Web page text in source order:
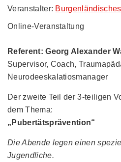
Veranstalter:
Online-Veranstaltung
Referent: Georg Alexander
Supervisor, Coach,
Neurodeeskalatiosmanager
Der zweite Teil der 3-teiligen
dem Thema:
„Pubertätsprävention“
Die Abende legen einen
Jugendliche.